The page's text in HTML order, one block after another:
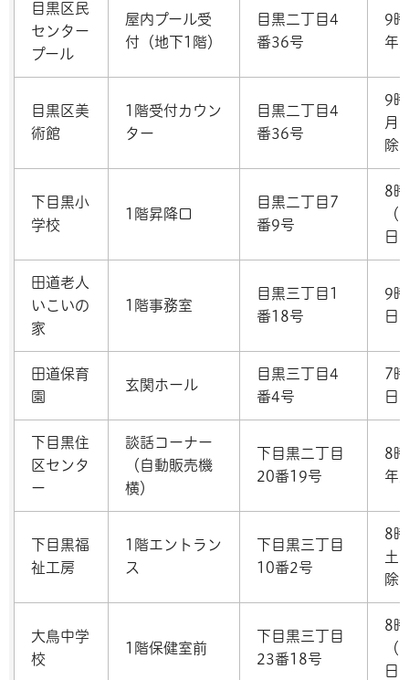
目黒区民
センター
プール
屋内プール受
付（地下1階）
目黒二丁目4
番36号
9
年
目黒区美
術館
1階受付カウン
ター
目黒二丁目4
番36号
9
月
除
下目黒小
学校
1階昇降口
目黒二丁目7
番9号
8
（
日
田道老人
いこいの
家
1階事務室
目黒三丁目1
番18号
9
日
田道保育
園
玄関ホール
目黒三丁目4
番4号
7
日
下目黒住
区センタ
ー
談話コーナー
（自動販売機
横）
下目黒二丁目
20番19号
8
年
下目黒福
祉工房
1階エントラン
ス
下目黒三丁目
10番2号
8
土
除
大鳥中学
校
1階保健室前
下目黒三丁目
23番18号
8
（
日